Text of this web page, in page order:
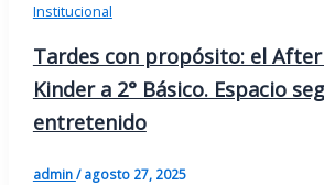
Institucional
Tardes con propósito: el After
Kinder a 2° Básico. Espacio
entretenido
admin/agosto 27, 2025